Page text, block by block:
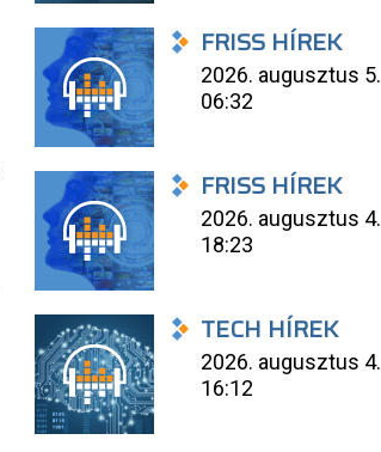
FRISS HÍREK
2026. augusztus 5.
06:32
FRISS HÍREK
2026. augusztus 4.
18:23
TECH HÍREK
2026. augusztus 4.
16:12